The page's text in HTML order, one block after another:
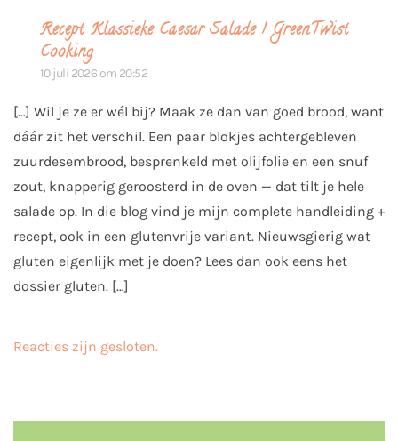
Recept Klassieke Caesar Salade | GreenTwist
Cooking
10 juli 2026 om 20:52
[…] Wil je ze er wél bij? Maak ze dan van goed brood, want
dáár zit het verschil. Een paar blokjes achtergebleven
zuurdesembrood, besprenkeld met olijfolie en een snuf
zout, knapperig geroosterd in de oven — dat tilt je hele
salade op. In die blog vind je mijn complete handleiding +
recept, ook in een glutenvrije variant. Nieuwsgierig wat
gluten eigenlijk met je doen? Lees dan ook eens het
dossier gluten. […]
Reacties zijn gesloten.